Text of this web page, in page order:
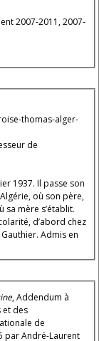
2007-2011, 2007-
thomas-alger-
de
1937. Il passe son
où son père,
sa mère s’établit.
d’abord chez
Admis en
, Addendum à
et des
de
par André-Laurent